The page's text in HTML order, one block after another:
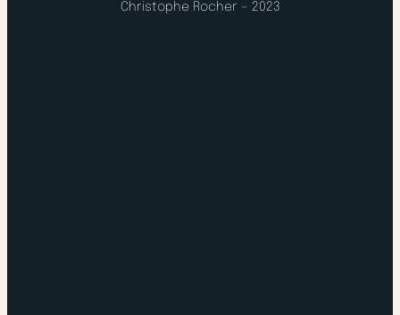
Christophe Rocher – 2023